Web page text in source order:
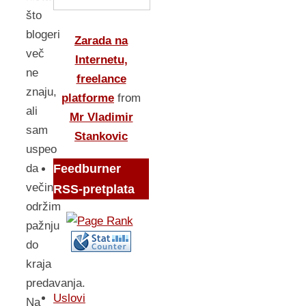
što
blogeri
več
ne
znaju,
ali
sam
uspeo
da
večini
održim
pažnju
do
kraja
predavanja.
Na
Zarada na
Internetu,
freelance
platforme from
Mr Vladimir
Stankovic
Feedburner
RSS-pretplata
Uslovi